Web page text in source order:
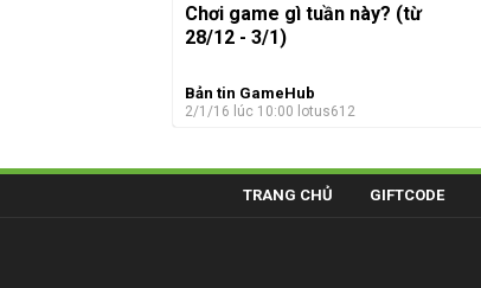
Chơi game gì tuần này? (từ
28/12 - 3/1)
Bản tin GameHub
2/1/16 lúc 10:00 lotus612
TRANG CHỦ GIFTCODE